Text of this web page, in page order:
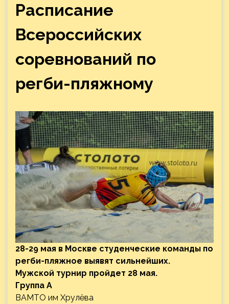
Расписание
Всероссийских
соревнований по
регби-пляжному
28-29 мая в Москве студенческие команды по
регби-пляжное выявят сильнейших.
Мужской турнир пройдет 28 мая.
Группа А
ВАМТО им Хрулёва